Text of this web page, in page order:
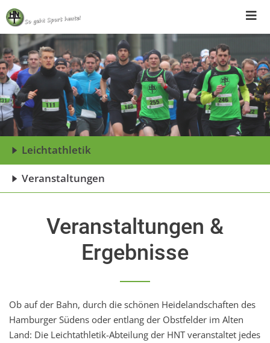
Skip
to
content
Leichtathletik
Veranstaltungen
Veranstaltungen &
Ergebnisse
Ob auf der Bahn, durch die schönen Heidelandschaften des
Hamburger Südens oder entlang der Obstfelder im Alten
Land: Die Leichtathletik-Abteilung der HNT veranstaltet jedes